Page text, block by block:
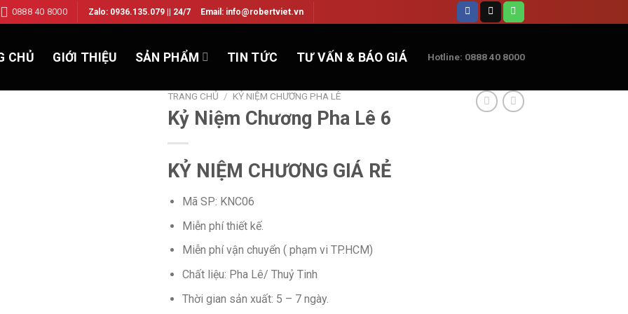
0888 40 8000 Zalo: 0936.135.079 || 24/7 Email: info@robertviet.vn
CHỦ GIỚI THIỆU SẢN PHẨM TIN TỨC TƯ VẤN & BÁO GIÁ Hotline: 0888 40 8000
TRANG CHỦ / KỶ NIỆM CHƯƠNG PHA LÊ
Kỷ Niệm Chương Pha Lê 6
KỶ NIỆM CHƯƠNG GIÁ RẺ
Mã SP: KNC06
Miễn phí thiết kế.
Miễn phí vận chuyển ( phạm vi TP.HCM)
Chất liệu: Pha Lê/ Thuỷ Tinh
Thời gian sản xuất: 5 – 7 ngày.